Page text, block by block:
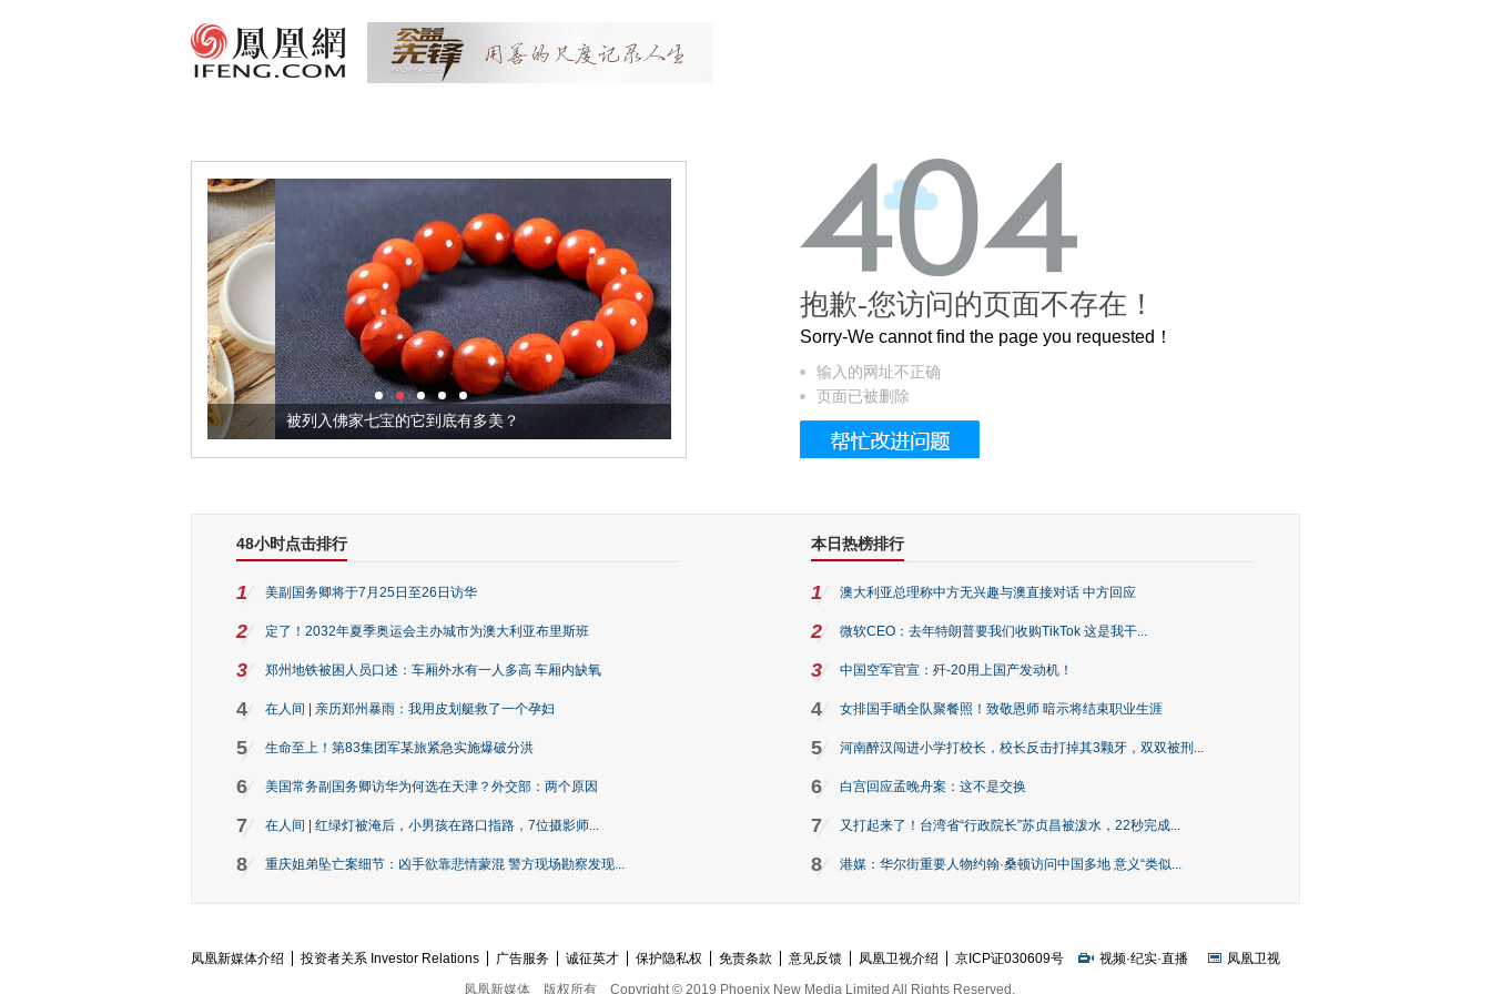
被列入佛家七宝的它到底有多美？ 这个3.2米的长卷，还原了600岁的紫禁城
抱歉-您访问的页面不存在！
Sorry-We cannot find the page you requested！
输入的网址不正确
页面已被删除
48小时点击排行
1 美副国务卿将于7月25日至26日访华
2 定了！2032年夏季奥运会主办城市为澳大利亚布里斯班
3 郑州地铁被困人员口述：车厢外水有一人多高 车厢内缺氧
4 在人间 | 亲历郑州暴雨：我用皮划艇救了一个孕妇
5 生命至上！第83集团军某旅紧急实施爆破分洪
6 美国常务副国务卿访华为何选在天津？外交部：两个原因
7 在人间 | 红绿灯被淹后，小男孩在路口指路，7位摄影师...
8 重庆姐弟坠亡案细节：凶手欲靠悲情蒙混 警方现场勘察发现...
本日热榜排行
1 澳大利亚总理称中方无兴趣与澳直接对话 中方回应
2 微软CEO：去年特朗普要我们收购TikTok 这是我干...
3 中国空军官宣：歼-20用上国产发动机！
4 女排国手晒全队聚餐照！致敬恩师 暗示将结束职业生涯
5 河南醉汉闯进小学打校长，校长反击打掉其3颗牙，双双被刑...
6 白宫回应孟晚舟案：这不是交换
7 又打起来了！台湾省“行政院长”苏贞昌被泼水，22秒完成...
8 港媒：华尔街重要人物约翰·桑顿访问中国多地 意义“类似...
凤凰新媒体介绍 投资者关系 Investor Relations 广告服务 诚征英才 保护隐私权 免责条款 意见反馈 凤凰卫视介绍 京ICP证030609号 视频·纪实·直播
凤凰卫视
凤凰新媒体
版权所有 Copyright © 2019 Phoenix New Media Limited All Rights Reserved.